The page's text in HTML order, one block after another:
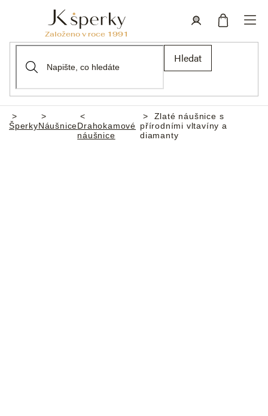
Hledat
Domů
ŠperkyNáušniceDrahokamové
náušnice
Zlaté náušnice s
přírodními vltavíny a
diamanty